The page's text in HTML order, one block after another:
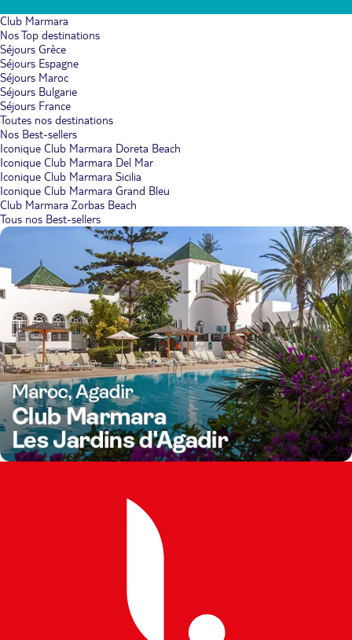
Club Marmara
Nos Top destinations
Séjours Grèce
Séjours Espagne
Séjours Maroc
Séjours Bulgarie
Séjours France
Toutes nos destinations
Nos Best-sellers
Iconique Club Marmara Doreta Beach
Iconique Club Marmara Del Mar
Iconique Club Marmara Sicilia
Iconique Club Marmara Grand Bleu
Club Marmara Zorbas Beach
Tous nos Best-sellers